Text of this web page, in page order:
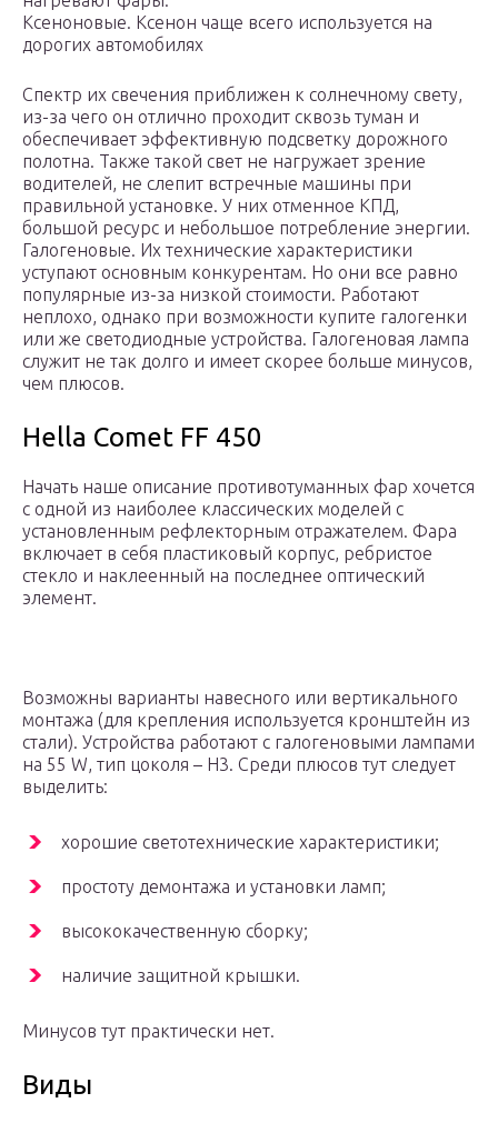
Ксеноновые. Ксенон чаще всего используется на
дорогих автомобилях
Спектр их свечения приближен к солнечному свету,
из-за чего он отлично проходит сквозь туман и
обеспечивает эффективную подсветку дорожного
полотна. Также такой свет не нагружает зрение
водителей, не слепит встречные машины при
правильной установке. У них отменное КПД,
большой ресурс и небольшое потребление энергии.
Галогеновые. Их технические характеристики
уступают основным конкурентам. Но они все равно
популярные из-за низкой стоимости. Работают
неплохо, однако при возможности купите галогенки
или же светодиодные устройства. Галогеновая лампа
служит не так долго и имеет скорее больше минусов,
чем плюсов.
Hella Comet FF 450
Начать наше описание противотуманных фар хочется
с одной из наиболее классических моделей с
установленным рефлекторным отражателем. Фара
включает в себя пластиковый корпус, ребристое
стекло и наклеенный на последнее оптический
элемент.
Возможны варианты навесного или вертикального
монтажа (для крепления используется кронштейн из
стали). Устройства работают с галогеновыми лампами
на 55 W, тип цоколя – Н3. Среди плюсов тут следует
выделить:
хорошие светотехнические характеристики;
простоту демонтажа и установки ламп;
высококачественную сборку;
наличие защитной крышки.
Минусов тут практически нет.
Виды